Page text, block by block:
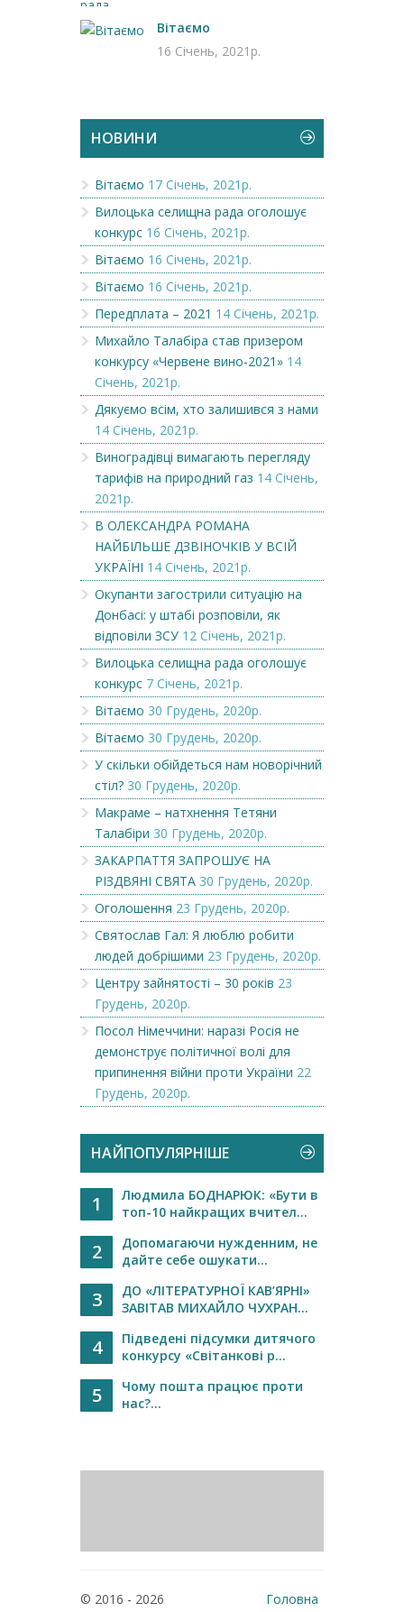
Вітаємо
16 Січень, 2021р.
НОВИНИ
Вітаємо 17 Січень, 2021р.
Вилоцька селищна рада оголошує
конкурс 16 Січень, 2021р.
Вітаємо 16 Січень, 2021р.
Вітаємо 16 Січень, 2021р.
Передплата – 2021 14 Січень, 2021р.
Михайло Талабіра став призером
конкурсу «Червене вино-2021» 14
Січень, 2021р.
Дякуємо всім, хто залишився з нами
14 Січень, 2021р.
Виноградівці вимагають перегляду
тарифів на природний газ 14 Січень,
2021р.
В ОЛЕКСАНДРА РОМАНА
НАЙБІЛЬШЕ ДЗВІНОЧКІВ У ВСІЙ
УКРАЇНІ 14 Січень, 2021р.
Окупанти загострили ситуацію на
Донбасі: у штабі розповіли, як
відповіли ЗСУ 12 Січень, 2021р.
Вилоцька селищна рада оголошує
конкурс 7 Січень, 2021р.
Вітаємо 30 Грудень, 2020р.
Вітаємо 30 Грудень, 2020р.
У скільки обійдеться нам новорічний
стіл? 30 Грудень, 2020р.
Макраме – натхнення Тетяни
Талабіри 30 Грудень, 2020р.
ЗАКАРПАТТЯ ЗАПРОШУЄ НА
РІЗДВЯНІ СВЯТА 30 Грудень, 2020р.
Оголошення 23 Грудень, 2020р.
Святослав Гал: Я люблю робити
людей добрішими 23 Грудень, 2020р.
Центру зайнятості – 30 років 23
Грудень, 2020р.
Посол Німеччини: наразі Росія не
демонструє політичної волі для
припинення війни проти України 22
Грудень, 2020р.
НАЙПОПУЛЯРНІШЕ
1
Людмила БОДНАРЮК: «Бути в
топ-10 найкращих вчител...
2
Допомагаючи нужденним, не
дайте себе ошукати...
3
ДО «ЛІТЕРАТУРНОЇ КАВ’ЯРНІ»
ЗАВІТАВ МИХАЙЛО ЧУХРАН...
4
Підведені підсумки дитячого
конкурсу «Світанкові р...
5
Чому пошта працює проти
нас?...
© 2016 - 2026
Головна